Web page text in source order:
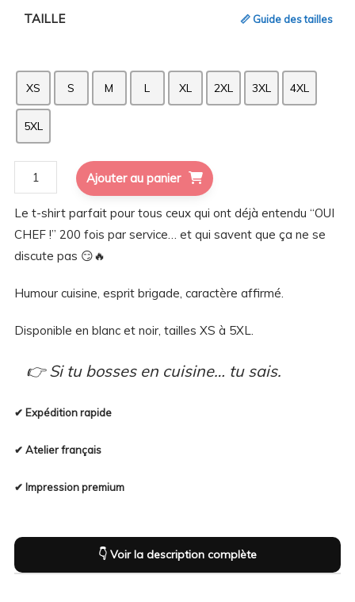
TAILLE 📏 Guide des tailles
XS S M L XL 2XL 3XL 4XL
5XL
quantité
de
T-
shirt
Oui
humour
Ajouter au panier
Le t-shirt parfait pour tous ceux qui ont déjà entendu “OUI
CHEF !” 200 fois par service… et qui savent que ça ne se
discute pas 😏🔥
Humour cuisine, esprit brigade, caractère affirmé.
Disponible en blanc et noir, tailles XS à 5XL.
👉 Si tu bosses en cuisine… tu sais.
✔ Expédition rapide
✔ Atelier français
✔ Impression premium
👇 Voir la description complète